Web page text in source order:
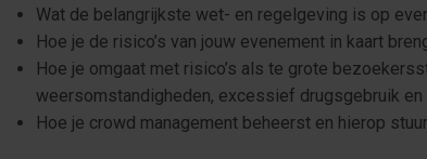
Wat de belangrijkste wet- en regelgeving is op
Hoe je de risico’s van jouw evenement in kaart
Hoe je omgaat met risico’s als te grote
weersomstandigheden, excessief drugsgebruik
Hoe je crowd management beheerst en hierop